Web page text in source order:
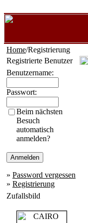
Home/Registrierung
Registrierte Benutzer
Benutzername:
Passwort:
Beim nächsten
Besuch
automatisch
anmelden?
» Password vergessen
» Registrierung
Zufallsbild